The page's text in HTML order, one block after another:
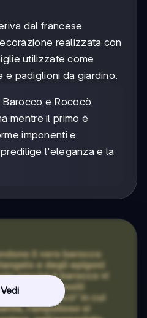
dal francese
realizzata con
utilizzate come
e padiglioni da giardino.
e Rococò
mentre il primo è
imponenti e
l'eleganza e la
Vedi